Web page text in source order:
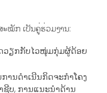
ະໝັກ ເປັນຄູ່ຮ່ວມງານ:
ວຽກ​ກັບ​ໄວ​ໜຸ່ມກຸ່ມຜູ້ດ້ອຍ
ານດຳ​ເນີນ​ກິດ​ຈະ​ກຳ​ໂຄງ​
ບ, ການແນະນໍາດ້ານ